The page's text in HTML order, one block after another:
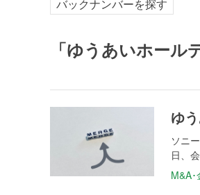
バックナンバーを探す
「ゆうあいホー
ゆ
ソニ
日、
M&A